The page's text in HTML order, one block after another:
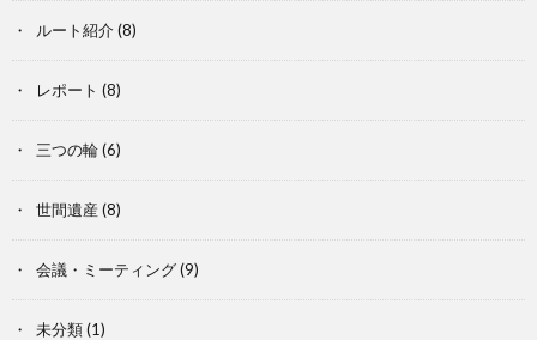
ルート紹介(8)
レポート (8)
三つの輪(6)
世間遺産 (8)
会議・ミーティング(9)
未分類(1)